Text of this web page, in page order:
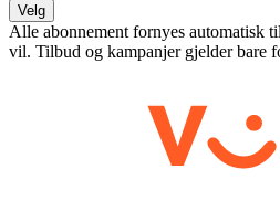
Velg
Alle abonnement fornyes automatisk
vil. Tilbud og kampanjer gjelder bare